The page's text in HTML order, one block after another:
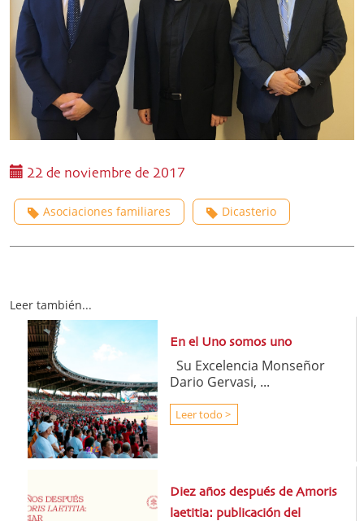
22 de noviembre de 2017
Asociaciones familiares Dicasterio
Leer también...
En el Uno somos uno
Su Excelencia Monseñor
Dario Gervasi, ...
Leer todo >
Diez años después de Amoris
laetitia: publicación del